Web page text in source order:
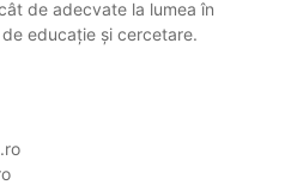
de adecvate la lumea în
educație și cercetare.